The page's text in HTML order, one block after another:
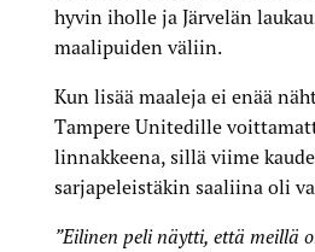
hyvin iholle ja Järvelän
maalipuiden väliin.
Kun lisää maaleja ei enää
Tampere Unitedille
linnakkeena, sillä viime
sarjapeleistäkin saaliina oli
”Eilinen peli näytti, että meillä